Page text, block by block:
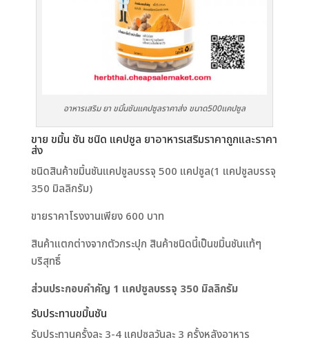
อาหารเสริม ยา ขมิ้นชันแคปซูลราคาส่ง ขนาด500แคปซูล
ขาย ขมิ้น ชัน ชนิด แคปซูล ยาอาหารเสริมราคาถูกและราคา
ส่ง
ชนิดสินค้าขมิ้นชันแคปซูลบรรจุ 500 แคปซูล(1 แคปซูลบรรจุ
350 มิลลิกรัม)
ขายราคาโรงงานเพียง 600 บาท
สินค้าแตกต่างจากตัวกระปุก สินค้าชนิดนี้เป็นขมิ้นชันแท้ๆ
บริสุทธิ์
ส่วนประกอบคำคัญ 1 แคปซูลบรรจุ 350 มิลลิกรัม
รับประทานขมิ้นชัน
รับประทานครั้งละ 3-4 แคปซูลวันละ 3 ครั้งหลังอาหาร